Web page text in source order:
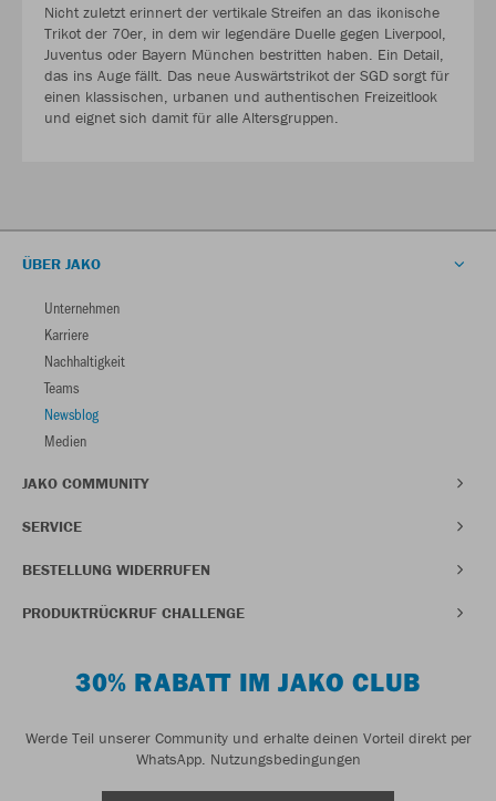
Nicht zuletzt erinnert der vertikale Streifen an das ikonische
Trikot der 70er, in dem wir legendäre Duelle gegen Liverpool,
Juventus oder Bayern München bestritten haben. Ein Detail,
das ins Auge fällt. Das neue Auswärtstrikot der SGD sorgt für
einen klassischen, urbanen und authentischen Freizeitlook
und eignet sich damit für alle Altersgruppen.
ÜBER JAKO
Unternehmen
Karriere
Nachhaltigkeit
Teams
Newsblog
Medien
JAKO COMMUNITY
SERVICE
BESTELLUNG WIDERRUFEN
PRODUKTRÜCKRUF CHALLENGE
30% RABATT IM JAKO CLUB
Werde Teil unserer Community und erhalte deinen Vorteil direkt per
WhatsApp. Nutzungsbedingungen